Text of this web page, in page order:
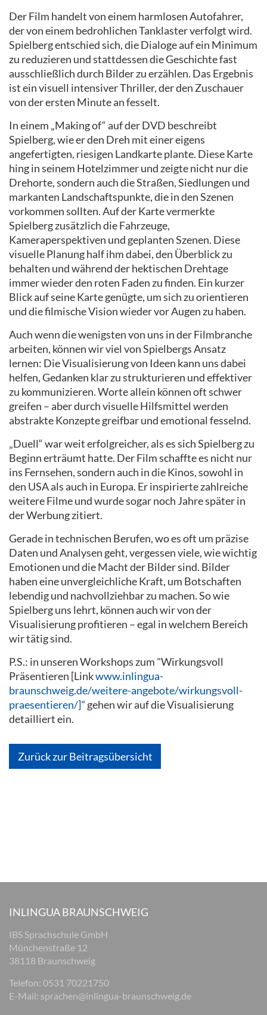
Der Film handelt von einem harmlosen Autofahrer,
der von einem bedrohlichen Tanklaster verfolgt wird.
Spielberg entschied sich, die Dialoge auf ein Minimum
zu reduzieren und stattdessen die Geschichte fast
ausschließlich durch Bilder zu erzählen. Das Ergebnis
ist ein visuell intensiver Thriller, der den Zuschauer
von der ersten Minute an fesselt.
In einem „Making of“ auf der DVD beschreibt
Spielberg, wie er den Dreh mit einer eigens
angefertigten, riesigen Landkarte plante. Diese Karte
hing in seinem Hotelzimmer und zeigte nicht nur die
Drehorte, sondern auch die Straßen, Siedlungen und
markanten Landschaftspunkte, die in den Szenen
vorkommen sollten. Auf der Karte vermerkte
Spielberg zusätzlich die Fahrzeuge,
Kameraperspektiven und geplanten Szenen. Diese
visuelle Planung half ihm dabei, den Überblick zu
behalten und während der hektischen Drehtage
immer wieder den roten Faden zu finden. Ein kurzer
Blick auf seine Karte genügte, um sich zu orientieren
und die filmische Vision wieder vor Augen zu haben.
Auch wenn die wenigsten von uns in der Filmbranche
arbeiten, können wir viel von Spielbergs Ansatz
lernen: Die Visualisierung von Ideen kann uns dabei
helfen, Gedanken klar zu strukturieren und effektiver
zu kommunizieren. Worte allein können oft schwer
greifen – aber durch visuelle Hilfsmittel werden
abstrakte Konzepte greifbar und emotional fesselnd.
„Duell“ war weit erfolgreicher, als es sich Spielberg zu
Beginn erträumt hatte. Der Film schaffte es nicht nur
ins Fernsehen, sondern auch in die Kinos, sowohl in
den USA als auch in Europa. Er inspirierte zahlreiche
weitere Filme und wurde sogar noch Jahre später in
der Werbung zitiert.
Gerade in technischen Berufen, wo es oft um präzise
Daten und Analysen geht, vergessen viele, wie wichtig
Emotionen und die Macht der Bilder sind. Bilder
haben eine unvergleichliche Kraft, um Botschaften
lebendig und nachvollziehbar zu machen. So wie
Spielberg uns lehrt, können auch wir von der
Visualisierung profitieren – egal in welchem Bereich
wir tätig sind.
P.S.: in unseren Workshops zum "Wirkungsvoll
Präsentieren [Linkwww.inlingua-
braunschweig.de/weitere-angebote/wirkungsvoll-
praesentieren/]" gehen wir auf die Visualisierung
detailliert ein.
Zurück zur Beitragsübersicht
INLINGUA BRAUNSCHWEIG
IBS Sprachschule GmbH
Münchenstraße 12
38118 Braunschweig
Telefon: 0531 70221750
E-Mail: sprachen@inlingua-braunschweig.de